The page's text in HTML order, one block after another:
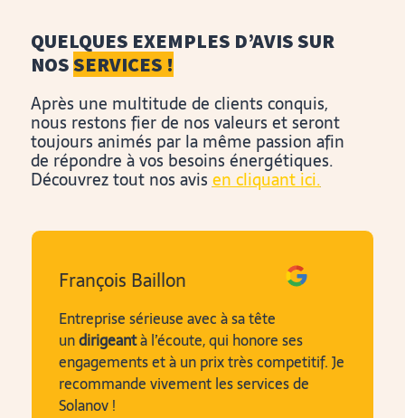
QUELQUES EXEMPLES D’AVIS SUR
NOSSERVICES !
Après une multitude de clients conquis,
nous restons fier de nos valeurs et seront
toujours animés par la même passion afin
de répondre à vos besoins énergétiques.
Découvrez tout nos avis en cliquant ici.
François Baillon
Entreprise sérieuse avec à sa tête
undirigeantà l’écoute, qui honore ses
engagements et à un prix très competitif. Je
recommande vivement les services de
Solanov !